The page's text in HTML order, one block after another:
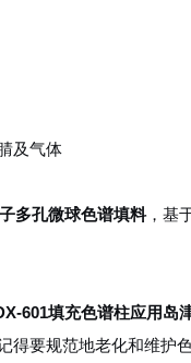
及气体
多孔微球色谱填料，基
601填充色谱柱应用岛
得要规范地老化和维护